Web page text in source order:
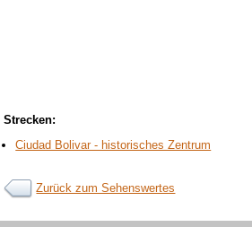
Strecken:
Ciudad Bolivar - historisches Zentrum
Zurück zum Sehenswertes